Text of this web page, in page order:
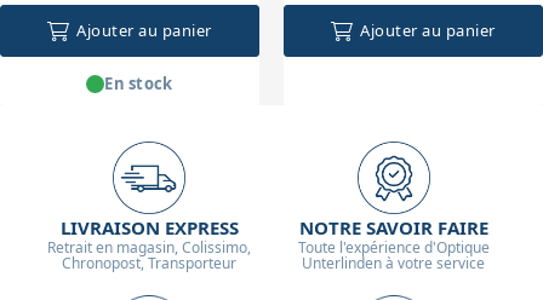
Ajouter au panier
En stock
Ajouter au panier
LIVRAISON EXPRESS
Retrait en magasin, Colissimo,
Chronopost, Transporteur
NOTRE SAVOIR FAIRE
Toute l'expérience d'Optique
Unterlinden à votre service